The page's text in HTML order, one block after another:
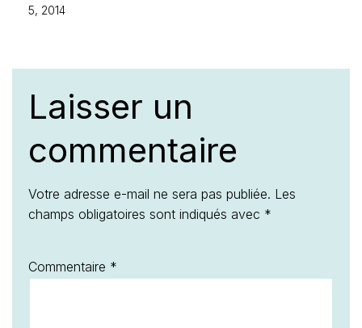
5, 2014
Laisser un
commentaire
Votre adresse e-mail ne sera pas publiée. Les
champs obligatoires sont indiqués avec *
Commentaire *